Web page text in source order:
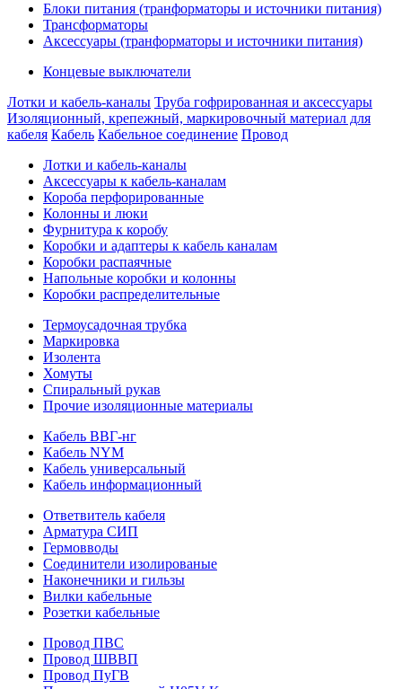
Блоки питания (транформаторы и источники питания)
Трансформаторы
Аксессуары (транформаторы и источники питания)
Концевые выключатели
Лотки и кабель-каналы Труба гофрированная и аксессуары
Изоляционный, крепежный, маркировочный материал для
кабеля Кабель Кабельное соединение Провод
Лотки и кабель-каналы
Аксессуары к кабель-каналам
Короба перфорированные
Колонны и люки
Фурнитура к коробу
Коробки и адаптеры к кабель каналам
Коробки распаячные
Напольные коробки и колонны
Коробки распределительные
Термоусадочная трубка
Маркировка
Изолента
Хомуты
Спиральный рукав
Прочие изоляционные материалы
Кабель ВВГ-нг
Кабель NYM
Кабель универсальный
Кабель информационный
Ответвитель кабеля
Арматура СИП
Гермовводы
Соединители изолированые
Наконечники и гильзы
Вилки кабельные
Розетки кабельные
Провод ПВС
Провод ШВВП
Провод ПуГВ